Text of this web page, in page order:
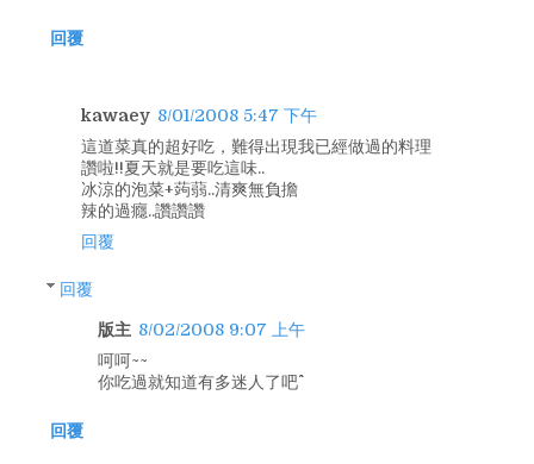
回覆
kawaey 8/01/2008 5:47 下午
這道菜真的超好吃，難得出現我已經做過的料理
讚啦!!夏天就是要吃這味..
冰涼的泡菜+蒟蒻..清爽無負擔
辣的過癮..讚讚讚
回覆
回覆
版主 8/02/2008 9:07 上午
呵呵~~
你吃過就知道有多迷人了吧^^
回覆